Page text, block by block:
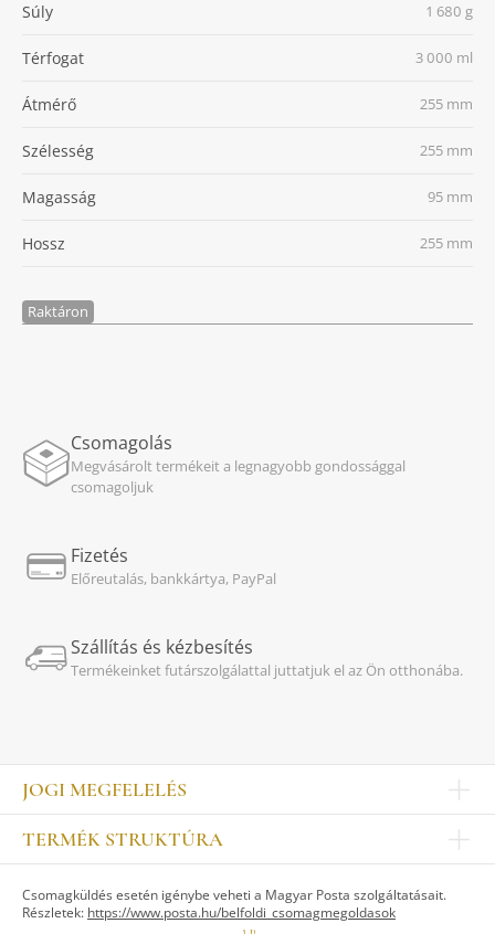
Súly 1 680 g
Térfogat 3 000 ml
Átmérő 255 mm
Szélesség 255 mm
Magasság 95 mm
Hossz 255 mm
Raktáron
Csomagolás
Megvásárolt termékeit a legnagyobb gondossággal
csomagoljuk
Fizetés
Előreutalás, bankkártya, PayPal
Szállítás és kézbesítés
Termékeinket futárszolgálattal juttatjuk el az Ön otthonába.
JOGI MEGFELELÉS
Impresszum
Kapcsolat
Jogi nyilatkozat
TERMÉK STRUKTÚRA
ASZTALKULTÚRA
Csomagküldés esetén igénybe veheti a Magyar Posta szolgáltatásait.
Részletek: https://www.posta.hu/belfoldi_csomagmegoldasok